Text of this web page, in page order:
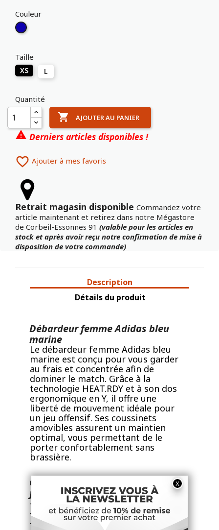
Couleur
Bleu
Taille
XS L
Quantité
 AJOUTER AU PANIER
 Derniers articles disponibles !
 Ajouter à mes favoris
Retrait magasin disponible Commandez votre
article maintenant et retirez dans notre Mégastore
de Corbeil-Essonnes 91 (valable pour les articles en
stock et après avoir reçu notre confirmation de mise à
disposition de votre commande)
Description
Détails du produit
Débardeur femme Adidas bleu
marine
Le débardeur femme Adidas bleu
marine est conçu pour vous garder
au frais et concentrée afin de
dominer le match. Grâce à la
technologie HEAT.RDY et à son dos
ergonomique en Y, il offre une
liberté de mouvement idéale pour
un jeu offensif. Ses coussinets
amovibles assurent un maintien
optimal, vous permettant de le
porter confortablement sans
brassière.
Caractéristiques du débardeur
femme Adidas bleu marine :
- Coupe slim.
- Encolure arrondie. Dos nageur.
- Référence fournisseur : KF2294.